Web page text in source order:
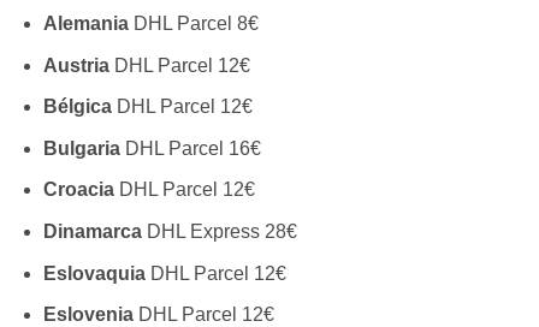
AlemaniaDHL Parcel 8€
AustriaDHL Parcel 12€
BélgicaDHL Parcel 12€
BulgariaDHL Parcel 16€
CroaciaDHL Parcel 12€
DinamarcaDHL Express 28€
EslovaquiaDHL Parcel 12€
EsloveniaDHL Parcel 12€